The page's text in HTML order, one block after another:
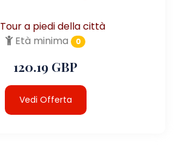
Tour a piedi della città
Età minima
0
120.19 GBP
Vedi Offerta